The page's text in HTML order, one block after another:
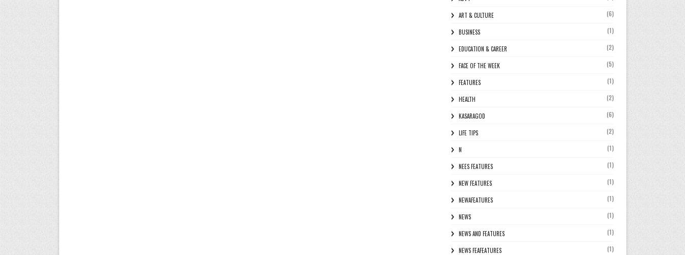
ART & CULTURE (6)
BUSINESS (1)
EDUCATION & CAREER (2)
FACE OF THE WEEK (5)
FEATURES (1)
HEALTH (2)
KASARAGOD (6)
LIFE TIPS (2)
N (1)
NEES FEATURES (1)
NEW FEATURES (1)
NEWAFEATURES (1)
NEWS (1)
NEWS AND FEATURES (1)
NEWS FEAFEATURES (1)